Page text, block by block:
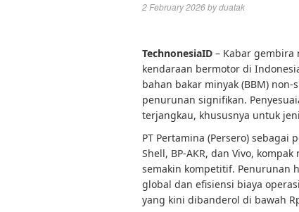
2 February 2026byduatak
TechnonesiaID – Kabar
kendaraan bermotor di
bahan bakar minyak (BBM)
penurunan signifikan.
terjangkau, khususnya untuk
PT Pertamina (Persero) sebagai
Shell, BP-AKR, dan Vivo,
semakin kompetitif. Penurunan
global dan efisiensi biaya
yang kini dibanderol di bawah